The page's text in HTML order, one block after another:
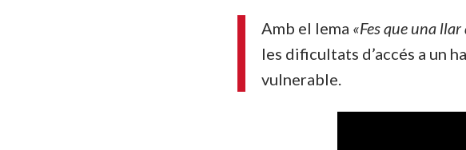
Amb el lema «Fes que una
les dificultats d’accés a un
vulnerable.